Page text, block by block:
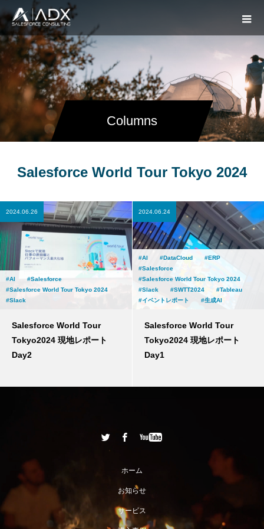
Columns
Salesforce World Tour Tokyo 2024
2024.06.26
AI
Salesforce
Salesforce World Tour Tokyo 2024
Slack
Salesforce World Tour
Tokyo2024 現地レポート
Day2
2024.06.24
AI DataCloud
ERP
Salesforce
Salesforce World Tour Tokyo 2024
Slack
SWTT2024
Tableau
イベントレポート
生成AI
Salesforce World Tour
Tokyo2024 現地レポート
Day1
ホーム
お知らせ
サービス